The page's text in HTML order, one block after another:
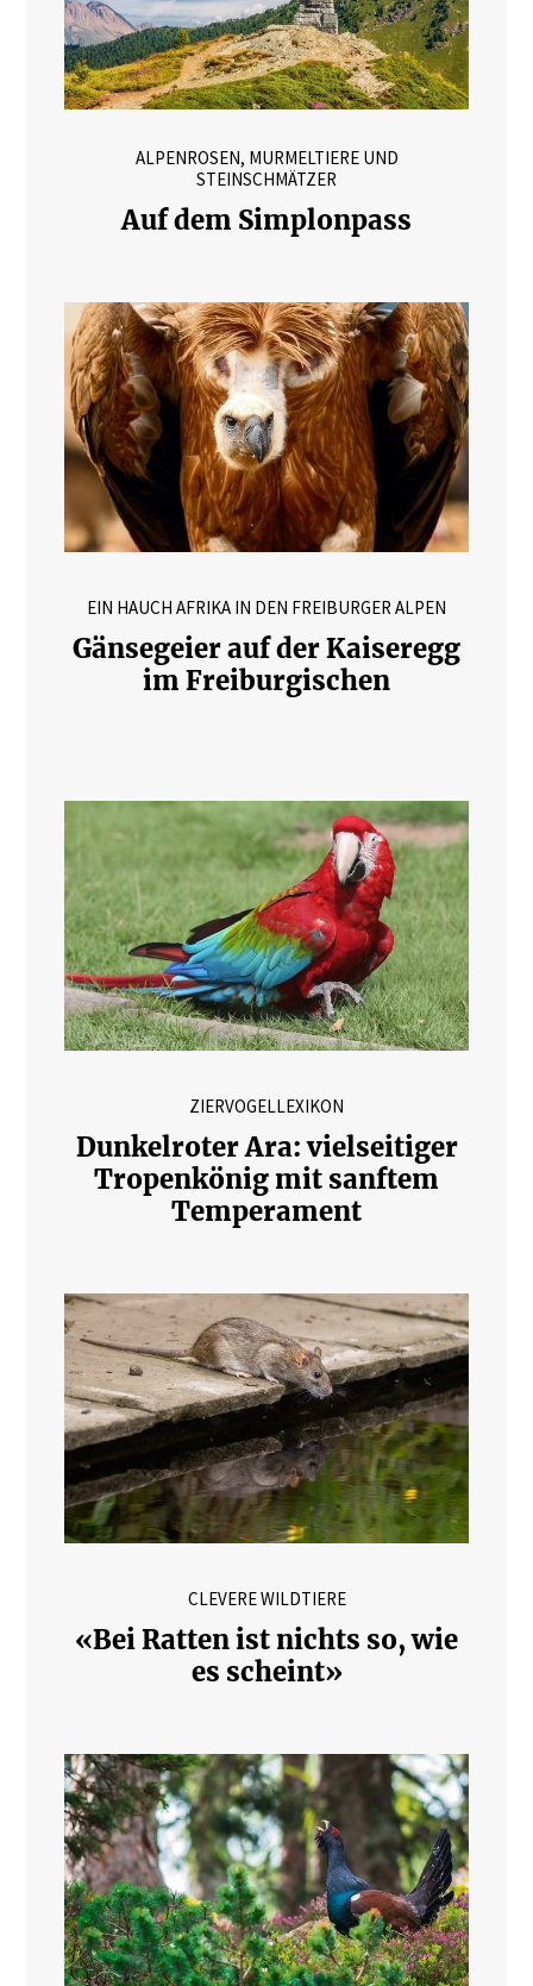
ALPENROSEN, MURMELTIERE UND
STEINSCHMÄTZER
Auf dem Simplonpass
EIN HAUCH AFRIKA IN DEN FREIBURGER ALPEN
Gänsegeier auf der Kaiseregg
im Freiburgischen
ZIERVOGELLEXIKON
Dunkelroter Ara: vielseitiger
Tropenkönig mit sanftem
Temperament
CLEVERE WILDTIERE
«Bei Ratten ist nichts so, wie
es scheint»